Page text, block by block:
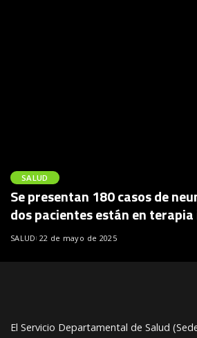
SALUD
Se presentan 180 casos de
dos pacientes están en
SALUD 22 de mayo de 2025
El Servicio Departamental de Salud